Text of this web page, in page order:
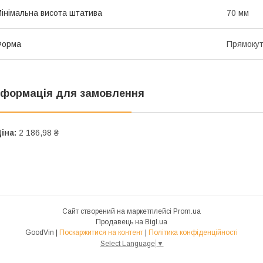
висота штатива 70 мм
для замовлення
2 186,98 ₴
Сайт створений на маркетплейсі Prom.ua
Продавець на Bigl.ua
GoodVin | Поскаржитися на контент | Політика конфіденційності
Select Language ▼